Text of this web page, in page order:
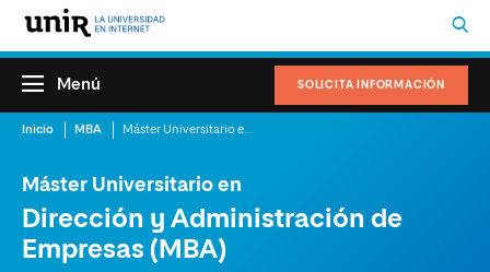
SOLICITA INFORMACIÓN
Menú
Inicio MBA
Máster Universitario en
Dirección y Administración de
Empresas (MBA)